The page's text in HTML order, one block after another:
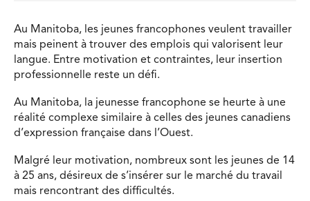
Au Manitoba, les jeunes francophones veulent travailler
mais peinent à trouver des emplois qui valorisent leur
langue. Entre motivation et contraintes, leur insertion
professionnelle reste un défi.
Au Manitoba, la jeunesse francophone se heurte à une
réalité complexe similaire à celles des jeunes canadiens
d’expression française dans l’Ouest.
Malgré leur motivation, nombreux sont les jeunes de 14
à 25 ans, désireux de s’insérer sur le marché du travail
mais rencontrant des difficultés.